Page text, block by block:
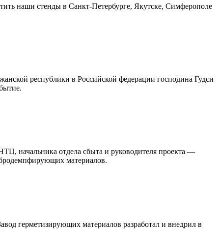
наши стенды в Санкт-Петербурге, Якутске, Симферополе
республики в Российской федерации господина Гудси
начальника отдела сбыта и руководителя проекта —
материалов.
герметизирующих материалов разработал и внедрил в